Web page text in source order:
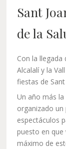
Sant
de la
Con la
Alcalalí y la
fiestas de
Un año más
organizado
espectáculos
puesto en que
máximo de